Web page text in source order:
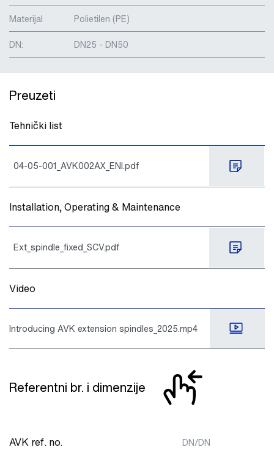
Materijal
Polietilen (PE)
DN:
DN25 - DN50
Preuzeti
Tehnički list
04-05-001_AVK002AX_ENI.pdf
Installation, Operating & Maintenance
Ext_spindle_fixed_SCV.pdf
Video
Introducing AVK extension spindles_2025.mp4
Referentni br. i dimenzije
AVK ref. no. DN/DN